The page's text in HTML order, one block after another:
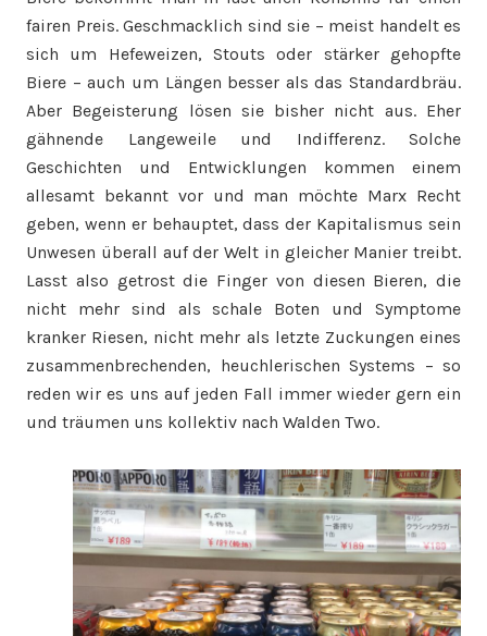
fairen Preis. Geschmacklich sind sie – meist handelt es
sich um Hefeweizen, Stouts oder stärker gehopfte
Biere – auch um Längen besser als das Standardbräu.
Aber Begeisterung lösen sie bisher nicht aus. Eher
gähnende Langeweile und Indifferenz. Solche
Geschichten und Entwicklungen kommen einem
allesamt bekannt vor und man möchte Marx Recht
geben, wenn er behauptet, dass der Kapitalismus sein
Unwesen überall auf der Welt in gleicher Manier treibt.
Lasst also getrost die Finger von diesen Bieren, die
nicht mehr sind als schale Boten und Symptome
kranker Riesen, nicht mehr als letzte Zuckungen eines
zusammenbrechenden, heuchlerischen Systems – so
reden wir es uns auf jeden Fall immer wieder gern ein
und träumen uns kollektiv nach Walden Two.